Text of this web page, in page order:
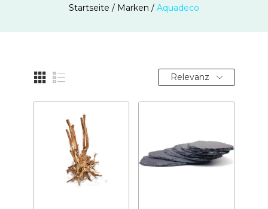
Startseite Marken Aquadeco
Relevanz